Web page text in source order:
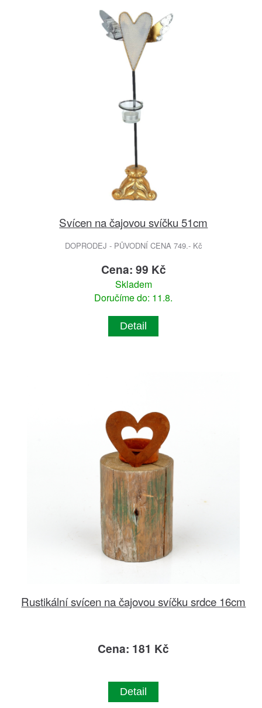
Svícen na čajovou svíčku 51cm
DOPRODEJ - PŮVODNÍ CENA 749.- Kč
Cena: 99 Kč
Skladem
Doručíme do: 11.8.
Detail
Rustikální svícen na čajovou svíčku srdce 16cm
Cena: 181 Kč
Detail